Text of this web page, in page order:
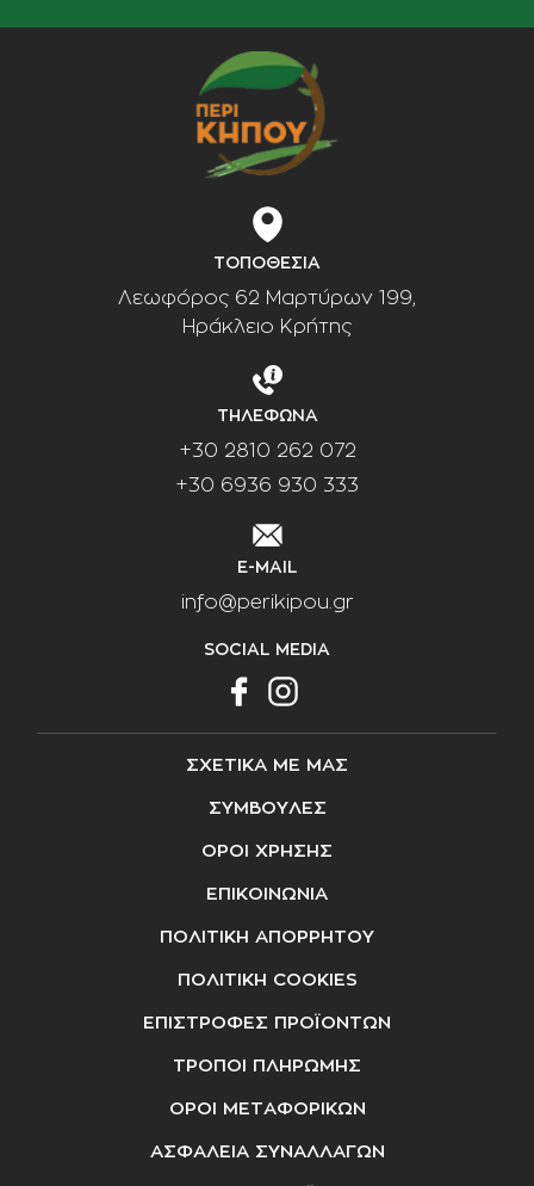
ΤΟΠΟΘΕΣΙΑ
Λεωφόρος 62 Μαρτύρων 199,
Ηράκλειο Κρήτης
ΤΗΛΕΦΩΝΑ
+30 2810 262 072
+30 6936 930 333
E-MAIL
info@perikipou.gr
SOCIAL MEDIA
ΣΧΕΤΙΚΑ ΜΕ ΜΑΣ
ΣΥΜΒΟΥΛΕΣ
ΟΡΟΙ ΧΡΗΣΗΣ
ΕΠΙΚΟΙΝΩΝΙΑ
ΠΟΛΙΤΙΚΗ ΑΠΟΡΡΗΤΟΥ
ΠΟΛΙΤΙΚΗ COOKIES
ΕΠΙΣΤΡΟΦΕΣ ΠΡΟΪΟΝΤΩΝ
ΤΡΟΠΟΙ ΠΛΗΡΩΜΗΣ
ΟΡΟΙ ΜΕΤΑΦΟΡΙΚΩΝ
ΑΣΦΑΛΕΙΑ ΣΥΝΑΛΛΑΓΩΝ